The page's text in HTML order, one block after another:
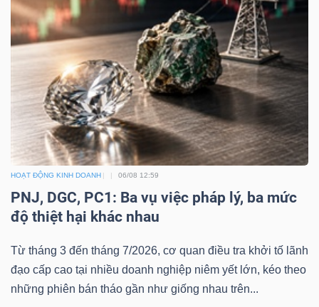
HOẠT ĐỘNG KINH DOANH 06/08 12:59
PNJ, DGC, PC1: Ba vụ việc pháp lý, ba mức
độ thiệt hại khác nhau
Từ tháng 3 đến tháng 7/2026, cơ quan điều tra khởi tố lãnh
đạo cấp cao tại nhiều doanh nghiệp niêm yết lớn, kéo theo
những phiên bán tháo gần như giống nhau trên...